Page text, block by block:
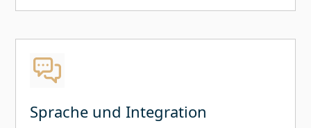
Sprache und Integration